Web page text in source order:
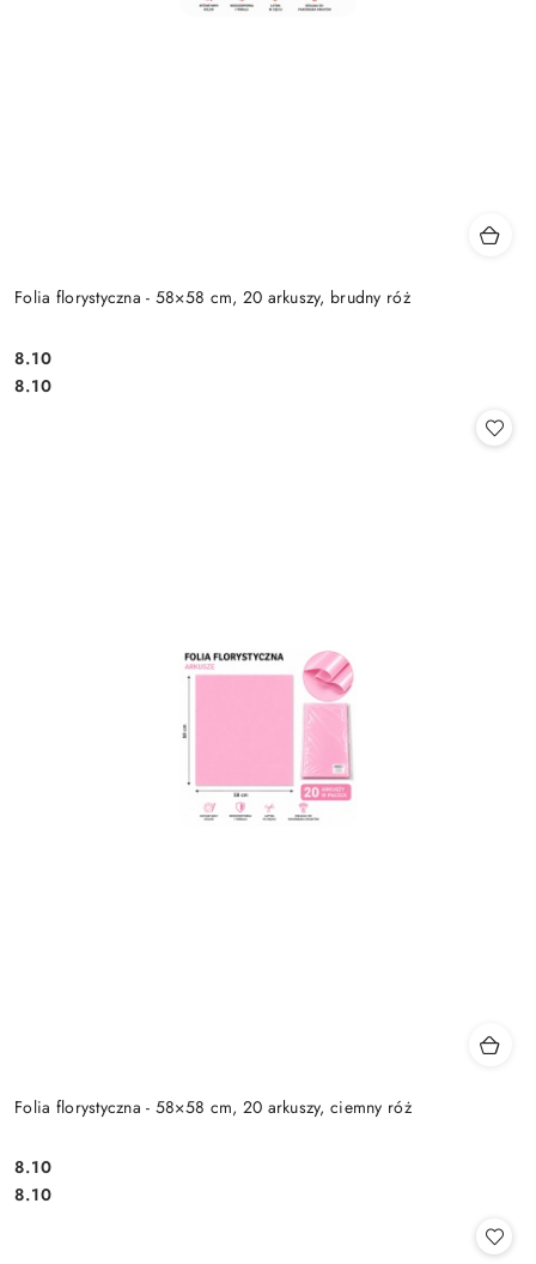
Folia florystyczna - 58×58 cm, 20 arkuszy, brudny róż
Cena:
8.10
Cena:
8.10
Folia florystyczna - 58×58 cm, 20 arkuszy, ciemny róż
Cena:
8.10
Cena:
8.10